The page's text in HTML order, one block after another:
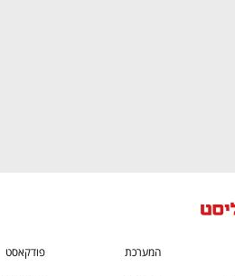
המערכת פודקאסט